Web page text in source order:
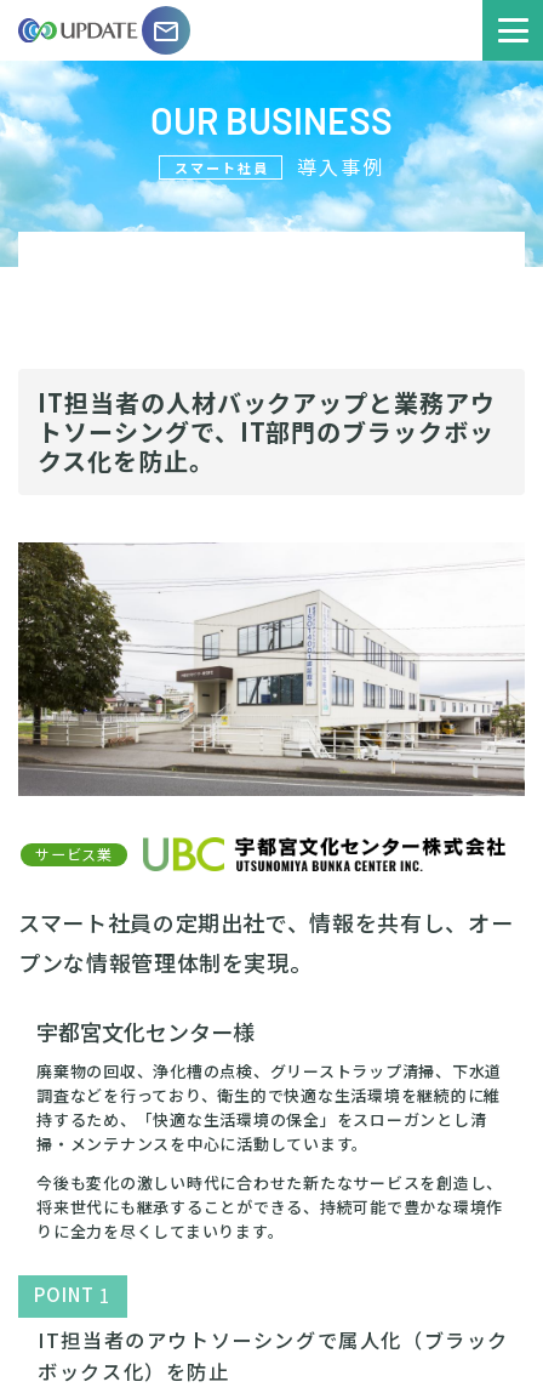
email
OUR BUSINESS
スマート社員 導入事例
IT担当者の人材バックアップと業務アウ
トソーシングで、IT部門のブラックボッ
クス化を防止。
サービス業
スマート社員の定期出社で、情報を共有し、オー
プンな情報管理体制を実現。
宇都宮文化センター様
廃棄物の回収、浄化槽の点検、グリーストラップ清掃、下水道
調査などを行っており、衛生的で快適な生活環境を継続的に維
持するため、「快適な生活環境の保全」をスローガンとし清
掃・メンテナンスを中心に活動しています。
今後も変化の激しい時代に合わせた新たなサービスを創造し、
将来世代にも継承することができる、持続可能で豊かな環境作
りに全力を尽くしてまいります。
POINT 1
IT担当者のアウトソーシングで属人化（ブラック
ボックス化）を防止